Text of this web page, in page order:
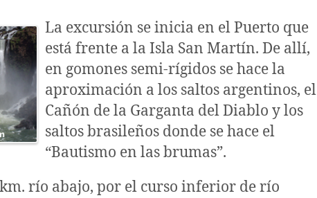
La excursión se inicia en el Puerto que
está frente a la Isla San Martín. De allí,
en gomones semi-rígidos se hace la
aproximación a los saltos argentinos, el
Cañón de la Garganta del Diablo y los
saltos brasileños donde se hace el
“Bautismo en las brumas”.
km. río abajo, por el curso inferior de río